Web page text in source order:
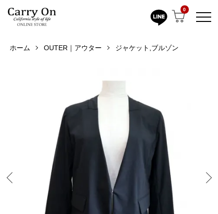
0
ホーム OUTER｜アウター ジャケット,ブルゾン